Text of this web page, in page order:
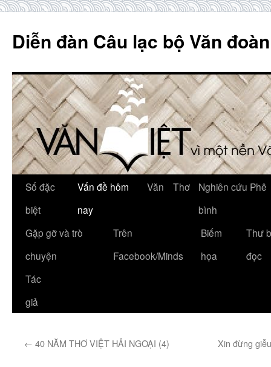
content
Diễn đàn Câu lạc bộ Văn
Số đặc
biệt
Vấn đề hôm
nay
Văn Thơ
Nghiên cứu Phê
bình
Gặp gỡ và trò
chuyện
Trên
Facebook/Minds
Biếm
họa
Thư
đọc
Tác
giả
← 40 NĂM THƠ VIỆT HẢI NGOẠI (4) Xin đừng